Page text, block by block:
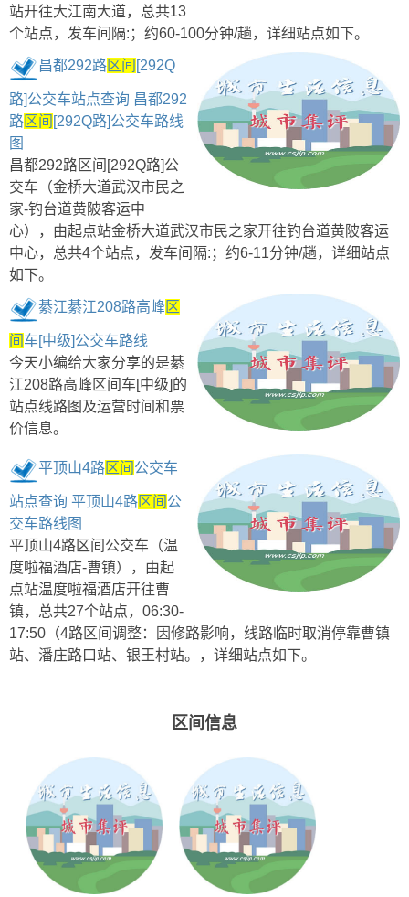
站开往大江南大道，总共13
个站点，发车间隔:；约60-100分钟/趟，详细站点如下。
昌都292路区间 [292Q
路]公交车站点查询 昌都292
路区间 [292Q路]公交车路线
图
昌都292路区间[292Q路]公
交车（金桥大道武汉市民之
家-钓台道黄陂客运中
心），由起点站金桥大道武汉市民之家开往钓台道黄陂客运
中心，总共4个站点，发车间隔:；约6-11分钟/趟，详细站点
如下。
綦江綦江208路高峰 区
间 车[中级]公交车路线
今天小编给大家分享的是綦
江208路高峰区间车[中级]的
站点线路图及运营时间和票
价信息。
平顶山4路区间 公交车
站点查询 平顶山4路区间 公
交车路线图
平顶山4路区间公交车（温
度啦福酒店-曹镇），由起
点站温度啦福酒店开往曹
镇，总共27个站点，06:30-
17:50（4路区间调整：因修路影响，线路临时取消停靠曹镇
站、潘庄路口站、银王村站。，详细站点如下。
区间信息